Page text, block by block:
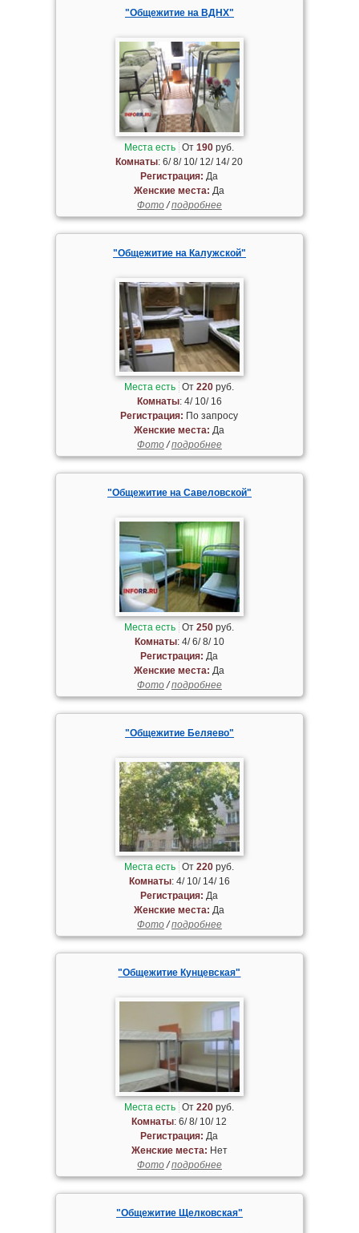
"Общежитие на ВДНХ"
Места есть От190 руб.
Комнаты: 6/ 8/ 10/ 12/ 14/ 20
Регистрация: Да
Женские места: Да
Фото/подробнее
"Общежитие на Калужской"
Места есть От220 руб.
Комнаты: 4/ 10/ 16
Регистрация: По запросу
Женские места: Да
Фото/подробнее
"Общежитие на Савеловской"
Места есть От250 руб.
Комнаты: 4/ 6/ 8/ 10
Регистрация: Да
Женские места: Да
Фото/подробнее
"Общежитие Беляево"
Места есть От220 руб.
Комнаты: 4/ 10/ 14/ 16
Регистрация: Да
Женские места: Да
Фото/подробнее
"Общежитие Кунцевская"
Места есть От220 руб.
Комнаты: 6/ 8/ 10/ 12
Регистрация: Да
Женские места: Нет
Фото/подробнее
"Общежитие Щелковская"